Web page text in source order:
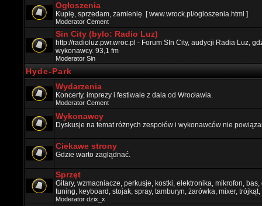
Ogłoszenia
Kupię, sprzedam, zamienię. [ www.wrock.pl/ogloszenia.html ]
Moderator Cement
Sin City (bylo: Radio Luz)
http://radioluz.pwr.wroc.pl - Forum SIn City, audycji Radia Luz,
wykonawcy. 93,1 fm
Moderator Sin
Hyde-Park
Wydarzenia
Koncerty, imprezy i festiwale z dala od Wrocławia.
Moderator Cement
Wykonawcy
Dyskusje na temat różnych zespołów i wykonawców nie
Ciekawe strony
Gdzie warto zaglądnać.
Sprzęt
Gitary, wzmacniacze, perkusje, kostki, elektronika, mikrofon,
tuning, keyboard, stojak, spray, tamburyn, żarówka, mixer, trójkąt,
Moderator dzix_x